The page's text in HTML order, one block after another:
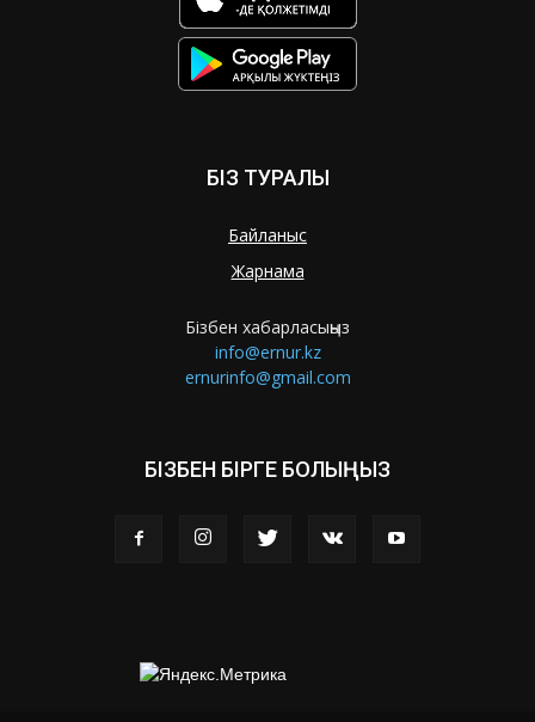
БІЗ ТУРАЛЫ
Байланыс
Жарнама
Бізбен хабарласыңыз
info@ernur.kz
ernurinfo@gmail.com
БІЗБЕН БІРГЕ БОЛЫҢЫЗ